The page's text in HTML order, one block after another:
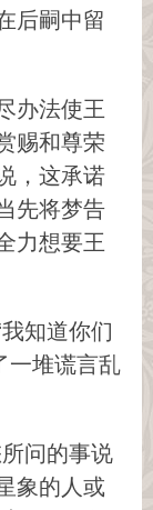
后嗣中留
办法使王
赐和尊荣
，这承诺
先将梦告
力想要王
知道你们
一堆谎言乱
问的事说
象的人或